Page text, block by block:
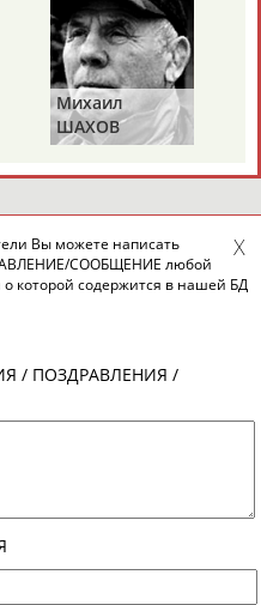
Михаил
ШАХОВ
Вы можете написать
СООБЩЕНИЕ любой
которой содержится в нашей БД
/ ПОЗДРАВЛЕНИЯ /